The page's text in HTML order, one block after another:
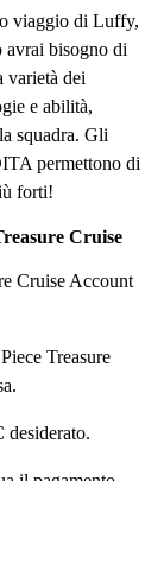
viaggio di Luffy,
avrai bisogno di
varietà dei
e abilità,
squadra. Gli
permettono di
forti!
Cruise
Cruise Account
Treasure
desiderato.
il pagamento